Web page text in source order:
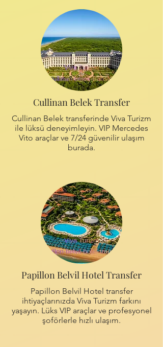
Cullinan Belek Transfer
Cullinan Belek transferinde Viva Turizm
ile lüksü deneyimleyin. VIP Mercedes
Vito araçlar ve 7/24 güvenilir ulaşım
burada.
Papillon Belvil Hotel Transfer
Papillon Belvil Hotel transfer
ihtiyaçlarınızda Viva Turizm farkını
yaşayın. Lüks VIP araçlar ve profesyonel
şoförlerle hızlı ulaşım.